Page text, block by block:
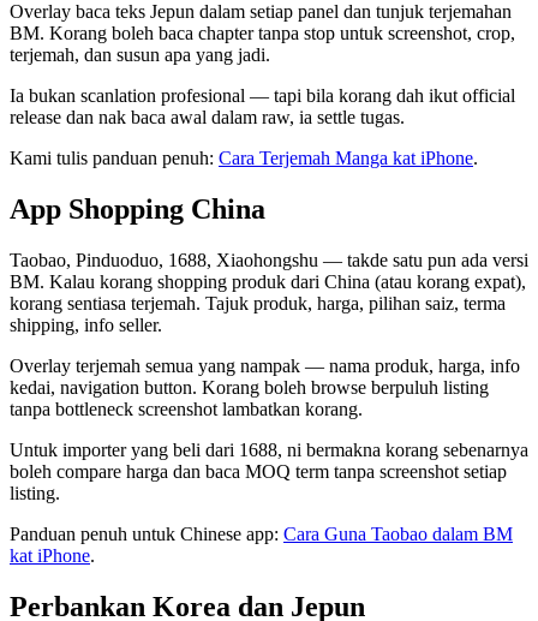
Overlay baca teks Jepun dalam setiap panel dan tunjuk terjemahan
BM. Korang boleh baca chapter tanpa stop untuk screenshot, crop,
terjemah, dan susun apa yang jadi.
Ia bukan scanlation profesional — tapi bila korang dah ikut official
release dan nak baca awal dalam raw, ia settle tugas.
Kami tulis panduan penuh: Cara Terjemah Manga kat iPhone.
App Shopping China
Taobao, Pinduoduo, 1688, Xiaohongshu — takde satu pun ada versi
BM. Kalau korang shopping produk dari China (atau korang expat),
korang sentiasa terjemah. Tajuk produk, harga, pilihan saiz, terma
shipping, info seller.
Overlay terjemah semua yang nampak — nama produk, harga, info
kedai, navigation button. Korang boleh browse berpuluh listing
tanpa bottleneck screenshot lambatkan korang.
Untuk importer yang beli dari 1688, ni bermakna korang sebenarnya
boleh compare harga dan baca MOQ term tanpa screenshot setiap
listing.
Panduan penuh untuk Chinese app: Cara Guna Taobao dalam BM
kat iPhone.
Perbankan Korea dan Jepun